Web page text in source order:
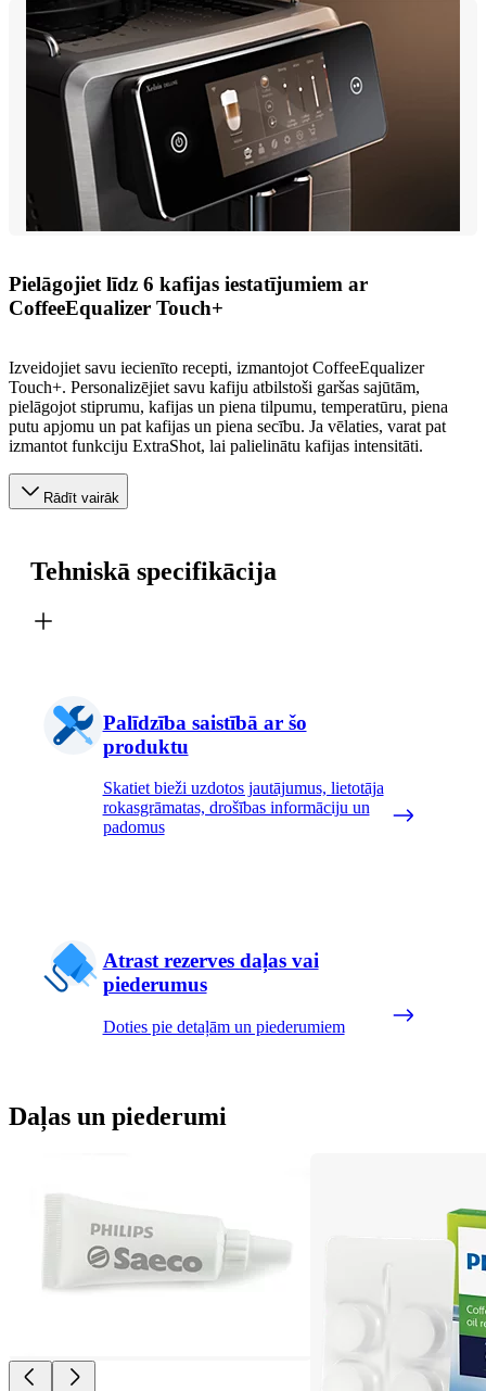
Pielāgojiet līdz 6 kafijas iestatījumiem ar
CoffeeEqualizer Touch+
Izveidojiet savu iecienīto recepti, izmantojot CoffeeEqualizer
Touch+. Personalizējiet savu kafiju atbilstoši garšas sajūtām,
pielāgojot stiprumu, kafijas un piena tilpumu, temperatūru, piena
putu apjomu un pat kafijas un piena secību. Ja vēlaties, varat pat
izmantot funkciju ExtraShot, lai palielinātu kafijas intensitāti.
Rādīt vairāk
Tehniskā specifikācija
Palīdzība saistībā ar šo
produktu
Skatiet bieži uzdotos jautājumus, lietotāja
rokasgrāmatas, drošības informāciju un
padomus
Atrast rezerves daļas vai
piederumus
Doties pie detaļām un piederumiem
Daļas un piederumi